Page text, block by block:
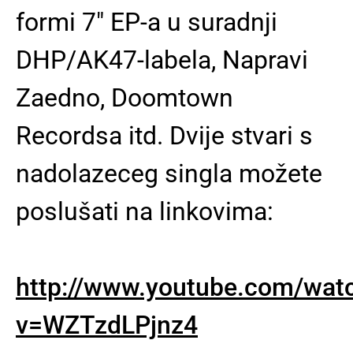
formi 7" EP-a u suradnji
DHP/AK47-labela, Napravi
Zaedno, Doomtown
Recordsa itd. Dvije stvari s
nadolazeceg singla možete
poslušati na linkovima:
http://www.youtube.com/
v=WZTzdLPjnz4